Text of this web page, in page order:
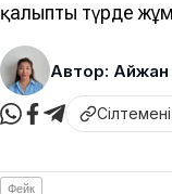
қалыпты түрде
Автор: Айжан
Сілтемені
Фейк